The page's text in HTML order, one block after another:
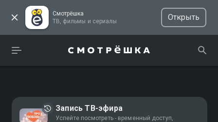
Смотрёшка
ТВ, фильмы и сериалы
Открыть
Запись ТВ-эфира
Успейте посмотреть - временный доступ,